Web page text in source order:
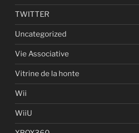
TWITTER
Uncategorized
Vie Associative
Vitrine de la honte
Wii
WiiU